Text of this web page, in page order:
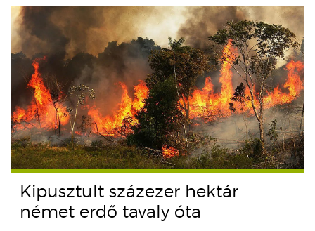
Kipusztult százezer hektár
német erdő tavaly óta